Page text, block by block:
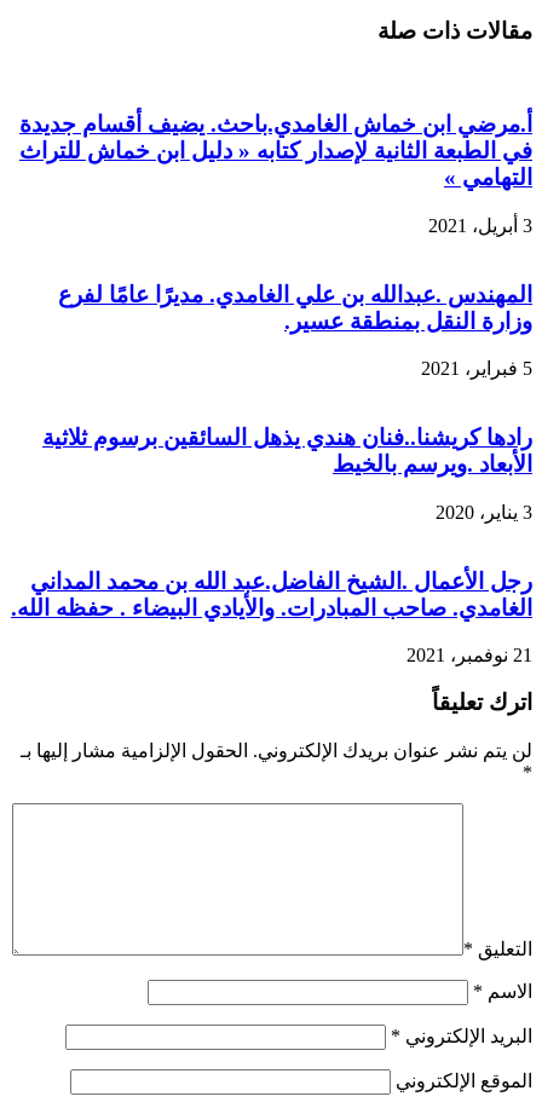
مقالات ذات صلة
أ.مرضي ابن خماش الغامدي.باحث. يضيف أقسام جديدة
في الطبعة الثانية لإصدار كتابه « دليل ابن خماش للتراث
التهامي »
3 أبريل، 2021
المهندس .عبدالله بن علي الغامدي. مديرًا عامًا لفرع
وزارة النقل بمنطقة عسير.
5 فبراير، 2021
رادها كريشنا..فنان هندي يذهل السائقين برسوم ثلاثية
الأبعاد .ويرسم بالخيط
3 يناير، 2020
رجل الأعمال .الشيخ الفاضل.عبد الله بن محمد المداني
الغامدي. صاحب المبادرات. والأيادي البيضاء . حفظه الله.
21 نوفمبر، 2021
اترك تعليقاً
لن يتم نشر عنوان بريدك الإلكتروني. الحقول الإلزامية مشار إليها بـ
*
التعليق *
الاسم *
البريد الإلكتروني *
الموقع الإلكتروني